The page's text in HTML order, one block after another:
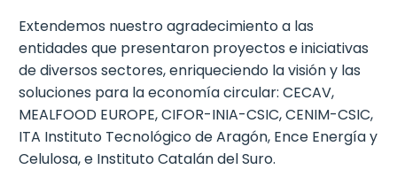
Extendemos nuestro agradecimiento a las
entidades que presentaron proyectos e iniciativas
de diversos sectores, enriqueciendo la visión y las
soluciones para la economía circular: CECAV,
MEALFOOD EUROPE, CIFOR-INIA-CSIC, CENIM-CSIC,
ITA Instituto Tecnológico de Aragón, Ence Energía y
Celulosa, e Instituto Catalán del Suro.